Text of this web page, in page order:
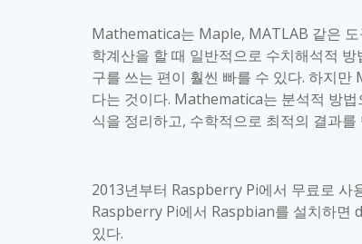
Mathematica는 Maple, MATLAB 같은
학계산을 할 때 일반적으로 수치해석적
구를 쓰는 편이 훨씬 빠를 수 있다. 하지만
다는 것이다. Mathematica는 분석적 방법
식을 정리하고, 수학적으로 최적의 결과
2013년부터 Raspberry Pi에서 무료로 사
Raspberry Pi에서 Raspbian를 설치하면
있다.